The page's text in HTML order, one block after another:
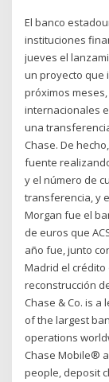
El banco
instituciones
jueves el
un proyecto que
próximos
internacionales
una
Chase. De
fuente
y el número de
transferencia, y
Morgan fue el
de euros que
año fue, junto
Madrid el
reconstrucción
Chase & Co. is
of the largest
operations
Chase Mobile®
people, deposit